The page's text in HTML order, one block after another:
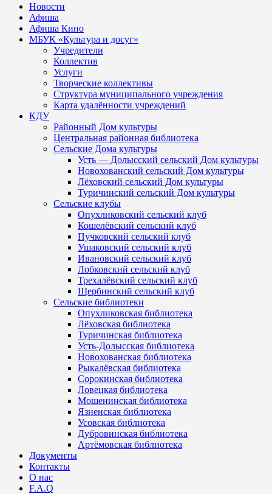
Новости
Афиша
Афиша Кино
МБУК «Культура и досуг»
Учредители
Коллектив
Услуги
Творческие коллективы
Структура муниципального учреждения
Карта удалённости учреждений
КДУ
Районный Дом культуры
Центральная районная библиотека
Сельские Дома культуры
Усть — Долысский сельский Дом культуры
Новохованский сельский Дом культуры
Лёховский сельский Дом культуры
Туричинский сельский Дом культуры
Сельские клубы
Опухликовский сельский клуб
Кошелёвский сельский клуб
Пучковский сельский клуб
Ушаковский сельский клуб
Ивановский сельский клуб
Лобковский сельский клуб
Трехалёвский сельский клуб
Щербинский сельский клуб
Сельские библиотеки
Опухликовская библиотека
Лёховская библиотека
Туричинская библиотека
Усть-Долысская библиотека
Новохованская библиотека
Рыкалёвская библиотека
Сорокинская библиотека
Ловецкая библиотека
Мошенинская библиотека
Язненская библиотека
Усовская библиотека
Дубровинская библиотека
Артёмовская библиотека
Документы
Контакты
О нас
F.A.Q